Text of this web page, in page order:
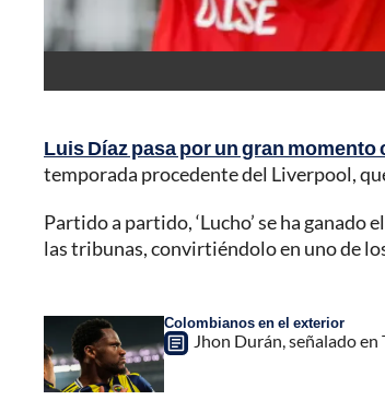
Luis Díaz pasa por un gran
temporada procedente del Liverpool,
Partido a partido, ‘Lucho’ se ha
las tribunas, convirtiéndolo en uno de
Colombianos en el exterior
Jhon Durán, señalado